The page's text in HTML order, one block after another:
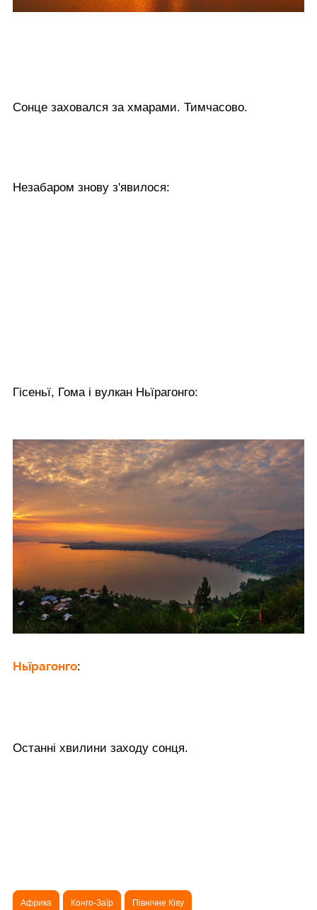
Сонце заховался за хмарами. Тимчасово.
Незабаром знову з'явилося:
Гісеньї, Гома і вулкан Ньїрагонго:
Ньїрагонго:
Останні хвилини заходу сонця.
Африка Конго-Заїр Північне Ківу